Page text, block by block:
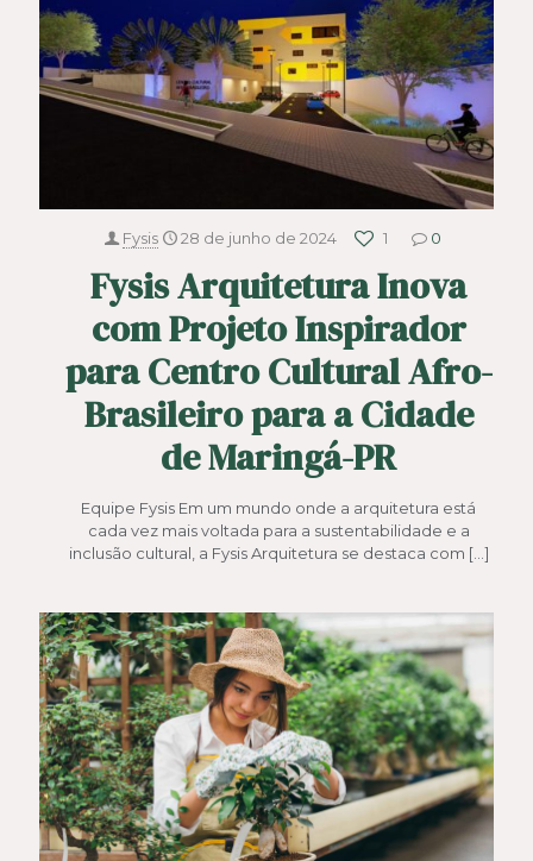
Fysis 28 de junho de 2024 1 0
Fysis Arquitetura Inova
com Projeto Inspirador
para Centro Cultural Afro-
Brasileiro para a Cidade
de Maringá-PR
Equipe Fysis Em um mundo onde a arquitetura está
cada vez mais voltada para a sustentabilidade e a
inclusão cultural, a Fysis Arquitetura se destaca com […]